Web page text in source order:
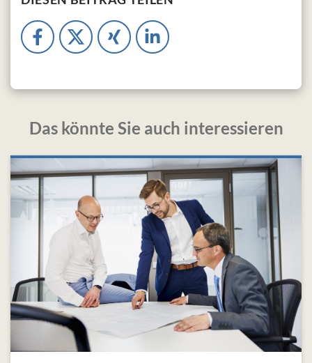
Das könnte Sie auch interessieren